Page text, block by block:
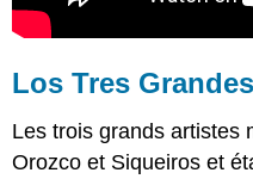
Los Tres Grandes
Les trois grands artistes
Orozco et Siqueiros et